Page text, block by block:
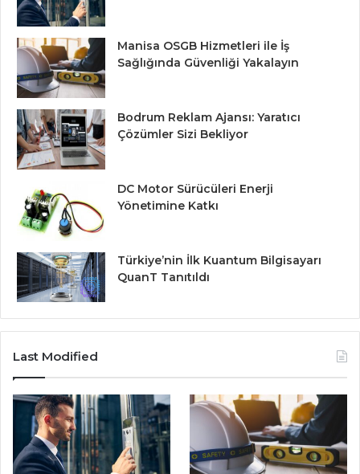
Manisa OSGB Hizmetleri ile İş
Sağlığında Güvenliği Yakalayın
Bodrum Reklam Ajansı: Yaratıcı
Çözümler Sizi Bekliyor
DC Motor Sürücüleri Enerji
Yönetimine Katkı
Türkiye’nin İlk Kuantum Bilgisayarı
QuanT Tanıtıldı
Last Modified